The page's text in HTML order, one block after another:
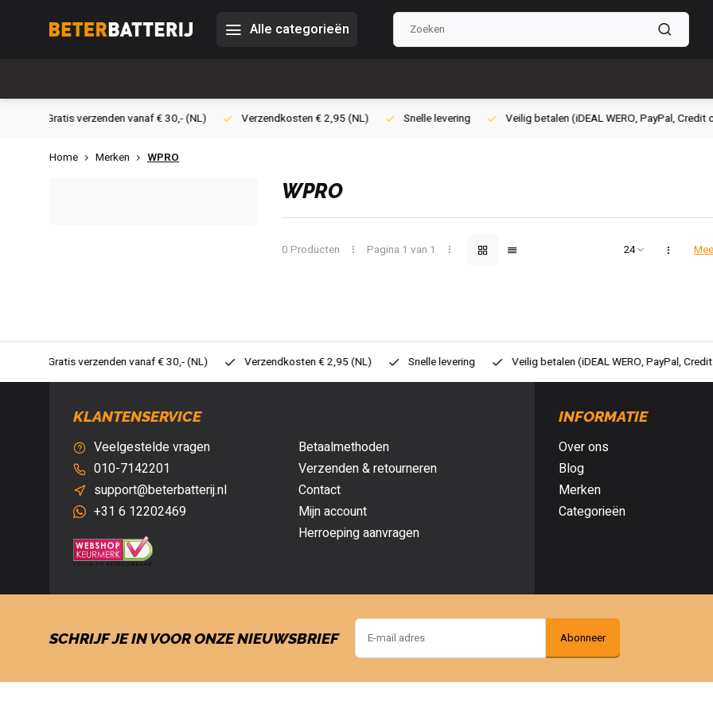
Alle categorieën
Verzendkosten € 2,95 (NL) Snelle levering Veilig betalen (iDEAL WERO, PayPal, Credit card of Achteraf betalen)
Home Merken WPRO
WPRO
0 Producten Pagina 1 van 1
Verzendkosten € 2,95 (NL) Snelle levering Veilig betalen (iDEAL WERO, PayPal, Credit card of Achteraf betalen)
KLANTENSERVICE
Veelgestelde vragen
010-7142201
support@beterbatterij.nl
+31 6 12202469
Betaalmethoden
Verzenden & retourneren
Contact
Mijn account
Herroeping aanvragen
INFORMATIE
Over ons
Blog
Merken
Categorieën
SCHRIJF JE IN VOOR ONZE NIEUWSBRIEF Abonneer